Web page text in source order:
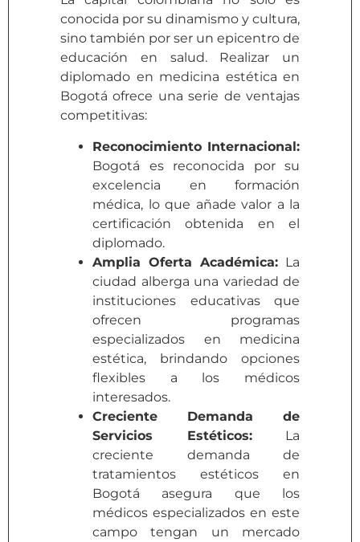
conocida por su dinamismo y cultura,
sino también por ser un epicentro de
educación en salud. Realizar un
diplomado en medicina estética en
Bogotá ofrece una serie de ventajas
competitivas:
Reconocimiento Internacional:
Bogotá es reconocida por su
excelencia en formación
médica, lo que añade valor a la
certificación obtenida en el
diplomado.
Amplia Oferta Académica: La
ciudad alberga una variedad de
instituciones educativas que
ofrecen programas
especializados en medicina
estética, brindando opciones
flexibles a los médicos
interesados.
Creciente Demanda de
Servicios Estéticos:La
creciente demanda de
tratamientos estéticos en
Bogotá asegura que los
médicos especializados en este
campo tengan un mercado